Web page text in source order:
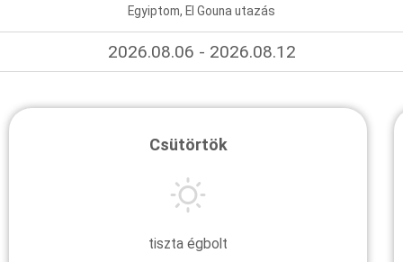
Egyiptom, El Gouna utazás
2026.08.06 - 2026.08.12
Csütörtök
tiszta égbolt